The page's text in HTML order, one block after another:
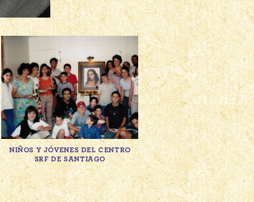
NIÑOS Y JÓVENES DEL CENTRO
SRF DE SANTIAGO
PASEO A CENTRO
VALPARAÍSO